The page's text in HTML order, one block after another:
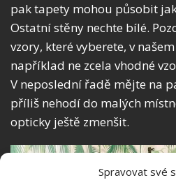
Spravovat své
pak tapety mohou působit
Ostatní stěny nechte bílé.
vzory, které vyberete, v
například ne zcela vhodné
V neposlední řadě mějte na
příliš nehodí do malých
opticky ještě zmenšit.